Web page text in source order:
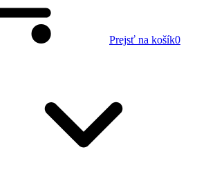
Prejsť na košík0